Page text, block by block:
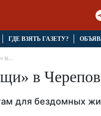
ГДЕ ВЗЯТЬ ГАЗЕТУ?
в...
в
для бездомных